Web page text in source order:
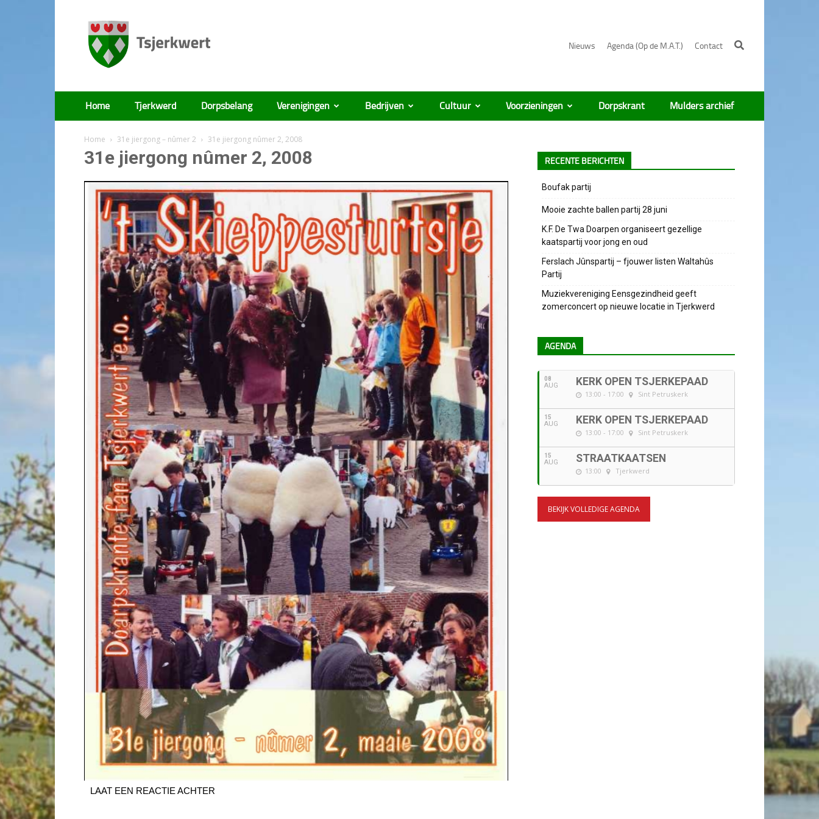
Nieuws Agenda (Op de M.A.T.) Contact
Tsjerkwert
Home Tjerkwerd Dorpsbelang Verenigingen Bedrijven Cultuur Voorzieningen Dorpskrant Mulders archief
Home 31e jiergong – nûmer 2 31e jiergong nûmer 2, 2008
31e jiergong nûmer 2, 2008
LAAT EEN REACTIE ACHTER
RECENTE BERICHTEN
Boufak partij
Mooie zachte ballen partij 28 juni
K.F. De Twa Doarpen organiseert gezellige
kaatspartij voor jong en oud
Ferslach Jûnspartij – fjouwer listen Waltahûs
Partij
Muziekvereniging Eensgezindheid geeft
zomerconcert op nieuwe locatie in Tjerkwerd
AGENDA
08
AUG KERK OPEN TSJERKEPAAD
13:00 - 17:00 Sint Petruskerk
15
AUG KERK OPEN TSJERKEPAAD
13:00 - 17:00 Sint Petruskerk
15
AUG STRAATKAATSEN
13:00 Tjerkwerd
BEKIJK VOLLEDIGE AGENDA